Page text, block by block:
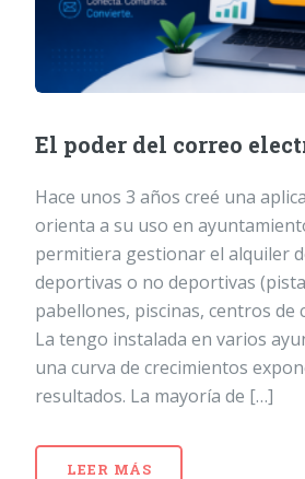
El poder del correo
Hace unos 3 años creé una
orienta a su uso en
permitiera gestionar el alquiler
deportivas o no deportivas
pabellones, piscinas, centros de
La tengo instalada en varios
una curva de crecimientos
resultados. La mayoría de […]
LEER MÁS